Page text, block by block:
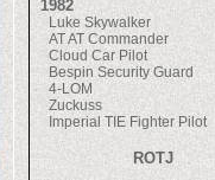
.
1982
Luke Skywalker
AT AT Commander
Cloud Car Pilot
Bespin Security Guard
4-LOM
Zuckuss
Imperial TIE Fighter Pilot
ROTJ